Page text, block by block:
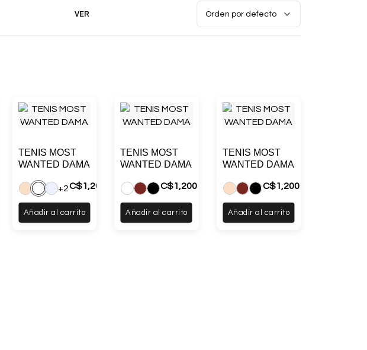
VER
Añadir al carrito
TENIS MOST
WANTED DAMA
+2C$1,200
Añadir al carrito
TENIS MOST
WANTED DAMA
C$1,200
Añadir al carrito
TENIS MOST
WANTED DAMA
C$1,200